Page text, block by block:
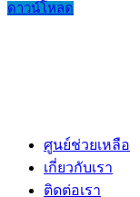
ดาวน์โหลด
ศูนย์ช่วยเหลือ
เกี่ยวกับเรา
ติดต่อเรา